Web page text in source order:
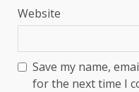
Website
Save my name,
for the next time I